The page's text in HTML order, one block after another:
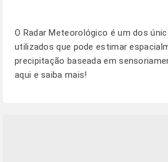
O Radar Meteorológico é um dos
utilizados que pode estimar
precipitação baseada em
aqui e saiba mais!